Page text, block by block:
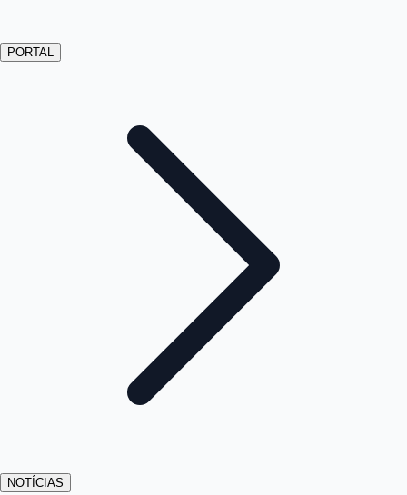
PORTAL
NOTÍCIAS